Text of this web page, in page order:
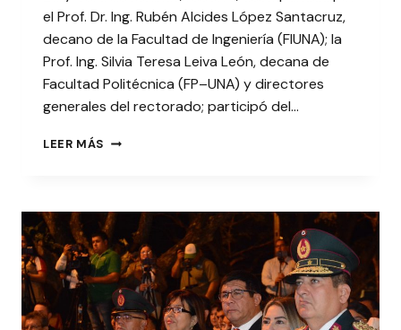
el Prof. Dr. Ing. Rubén Alcides López Santacruz,
decano de la Facultad de Ingeniería (FIUNA); la
Prof. Ing. Silvia Teresa Leiva León, decana de
Facultad Politécnica (FP–UNA) y directores
generales del rectorado; participó del…
LEER MÁS LA
EN
EVENTO
SOBRE
ENERGÍAS
RENOVABLES